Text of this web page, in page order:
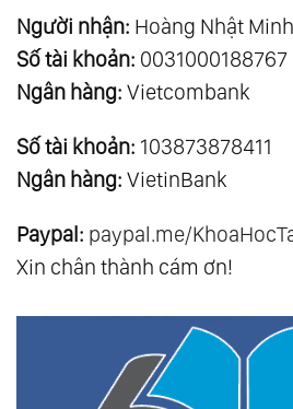
Người nhận: Hoàng Nhật Minh
Số tài khoản: 0031000188767
Ngân hàng: Vietcombank
Số tài khoản: 103873878411
Ngân hàng: VietinBank
Paypal: paypal.me/
Xin chân thành cám ơn!